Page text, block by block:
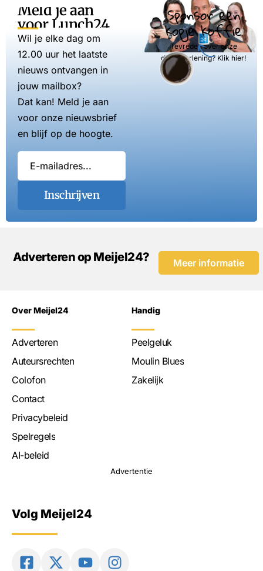
Meld je aan
voor Lunch24
Wil je elke dag om
12.00 uur het laatste
nieuws ontvangen in
jouw mailbox?
Dat kan! Meld je aan
voor onze nieuwsbrief
en blijf op de hoogte.
Inschrijven
Sponsor een
kopje koffie
Tevreden over onze
dienstverlening? Klik hier!
Adverteren op Meijel24? Meer informatie
Over Meijel24
Adverteren
Auteursrechten
Colofon
Contact
Privacybeleid
Spelregels
AI-beleid
Handig
Peelgeluk
Moulin Blues
Zakelijk
Advertentie
Volg Meijel24